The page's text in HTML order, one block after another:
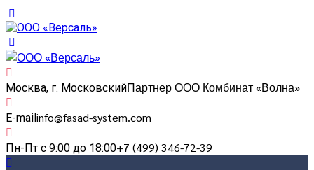
Москва, г. МосковскийПартнер ООО Комбинат «Волна»
E-mailinfo@fasad-system.com
Пн-Пт с 9:00 до 18:00+7 (499) 346-72-39